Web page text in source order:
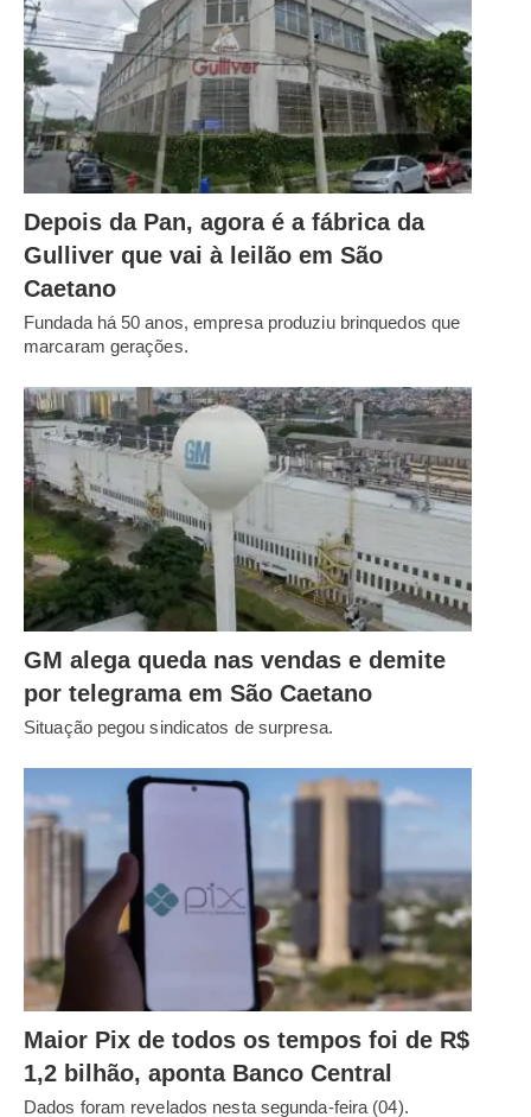
Depois da Pan, agora é a fábrica da
Gulliver que vai à leilão em São
Caetano
Fundada há 50 anos, empresa produziu brinquedos que
marcaram gerações.
GM alega queda nas vendas e demite
por telegrama em São Caetano
Situação pegou sindicatos de surpresa.
Maior Pix de todos os tempos foi de R$
1,2 bilhão, aponta Banco Central
Dados foram revelados nesta segunda-feira (04).